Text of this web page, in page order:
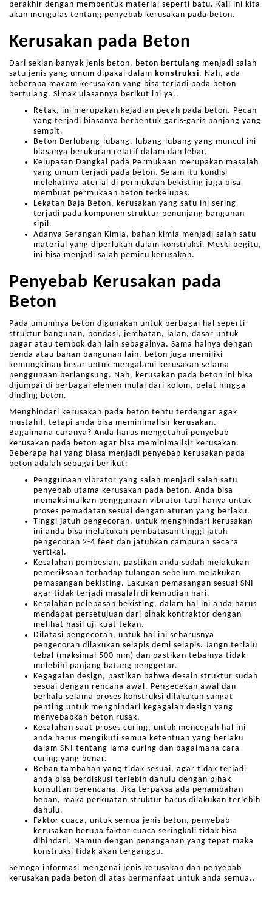
berakhir dengan membentuk material seperti batu. Kali ini kita
akan mengulas tentang penyebab kerusakan pada beton.
Kerusakan pada Beton
Dari sekian banyak jenis beton, beton bertulang menjadi salah
satu jenis yang umum dipakai dalam konstruksi. Nah, ada
beberapa macam kerusakan yang bisa terjadi pada beton
bertulang. Simak ulasannya berikut ini ya..
Retak, ini merupakan kejadian pecah pada beton. Pecah
yang terjadi biasanya berbentuk garis-garis panjang yang
sempit.
Beton Berlubang-lubang, lubang-lubang yang muncul ini
biasanya berukuran relatif dalam dan lebar.
Kelupasan Dangkal pada Permukaan merupakan masalah
yang umum terjadi pada beton. Selain itu kondisi
melekatnya aterial di permukaan bekisting juga bisa
membuat permukaan beton terkelupas.
Lekatan Baja Beton, kerusakan yang satu ini sering
terjadi pada komponen struktur penunjang bangunan
sipil.
Adanya Serangan Kimia, bahan kimia menjadi salah satu
material yang diperlukan dalam konstruksi. Meski begitu,
ini bisa menjadi salah pemicu kerusakan.
Penyebab Kerusakan pada
Beton
Pada umumnya beton digunakan untuk berbagai hal seperti
struktur bangunan, pondasi, jembatan, jalan, dasar untuk
pagar atau tembok dan lain sebagainya. Sama halnya dengan
benda atau bahan bangunan lain, beton juga memiliki
kemungkinan besar untuk mengalami kerusakan selama
penggunaan berlangsung. Nah, kerusakan pada beton ini bisa
dijumpai di berbagai elemen mulai dari kolom, pelat hingga
dinding beton.
Menghindari kerusakan pada beton tentu terdengar agak
mustahil, tetapi anda bisa meminimalisir kerusakan.
Bagaimana caranya? Anda harus mengetahui penyebab
kerusakan pada beton agar bisa meminimalisir kerusakan.
Beberapa hal yang biasa menjadi penyebab kerusakan pada
beton adalah sebagai berikut:
Penggunaan vibrator yang salah menjadi salah satu
penyebab utama kerusakan pada beton. Anda bisa
memaksimalkan penggunaan vibrator tapi hanya untuk
proses pemadatan sesuai dengan aturan yang berlaku.
Tinggi jatuh pengecoran, untuk menghindari kerusakan
ini anda bisa melakukan pembatasan tinggi jatuh
pengecoran 2-4 feet dan jatuhkan campuran secara
vertikal.
Kesalahan pembesian, pastikan anda sudah melakukan
pemeriksaan terhadap tulangan sebelum melakukan
pemasangan bekisting. Lakukan pemasangan sesuai SNI
agar tidak terjadi masalah di kemudian hari.
Kesalahan pelepasan bekisting, dalam hal ini anda harus
mendapat persetujuan dari pihak kontraktor dengan
melihat hasil uji kuat tekan.
Dilatasi pengecoran, untuk hal ini seharusnya
pengecoran dilakukan selapis demi selapis. Jangn terlalu
tebal (maksimal 500 mm) dan pastikan tebalnya tidak
melebihi panjang batang penggetar.
Kegagalan design, pastikan bahwa desain struktur sudah
sesuai dengan rencana awal. Pengecekan awal dan
berkala selama proses konstruksi dilakukan sangat
penting untuk menghindari kegagalan design yang
menyebabkan beton rusak.
Kesalahan saat proses curing, untuk mencegah hal ini
anda harus mengikuti semua ketentuan yang berlaku
dalam SNI tentang lama curing dan bagaimana cara
curing yang benar.
Beban tambahan yang tidak sesuai, agar tidak terjadi
anda bisa berdiskusi terlebih dahulu dengan pihak
konsultan perencana. Jika terpaksa ada penambahan
beban, maka perkuatan struktur harus dilakukan terlebih
dahulu.
Faktor cuaca, untuk semua jenis beton, penyebab
kerusakan berupa faktor cuaca seringkali tidak bisa
dihindari. Namun dengan penanganan yang tepat maka
konstruksi tidak akan terganggu.
Semoga informasi mengenai jenis kerusakan dan penyebab
kerusakan pada beton di atas bermanfaat untuk anda semua..